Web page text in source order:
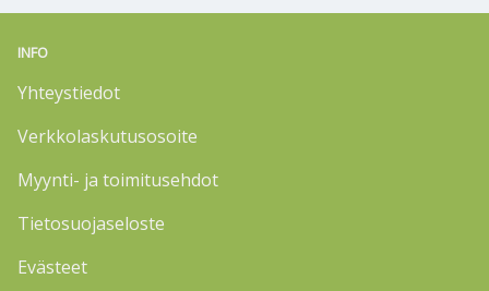
INFO
Yhteystiedot
Verkkolaskutusosoite
Myynti- ja toimitusehdot
Tietosuojaseloste
Evästeet